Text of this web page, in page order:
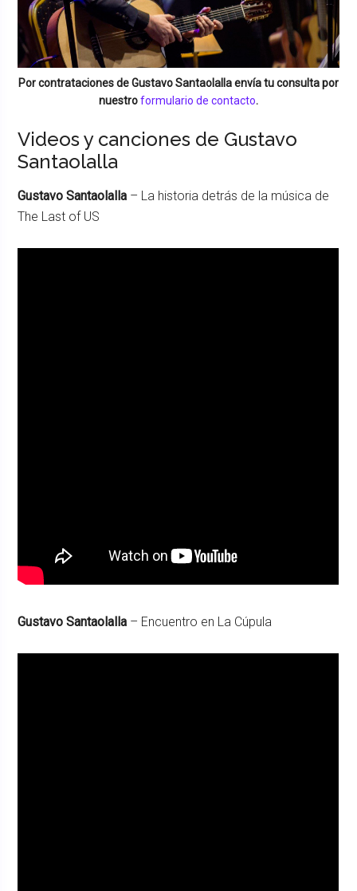
Por contrataciones deGustavo Santaolallaenvía tu consulta por
nuestroformulario de contacto.
Videos y canciones de Gustavo
Santaolalla
Gustavo Santaolalla – La historia detrás de la música de
The Last of US
Gustavo Santaolalla – Encuentro en La Cúpula